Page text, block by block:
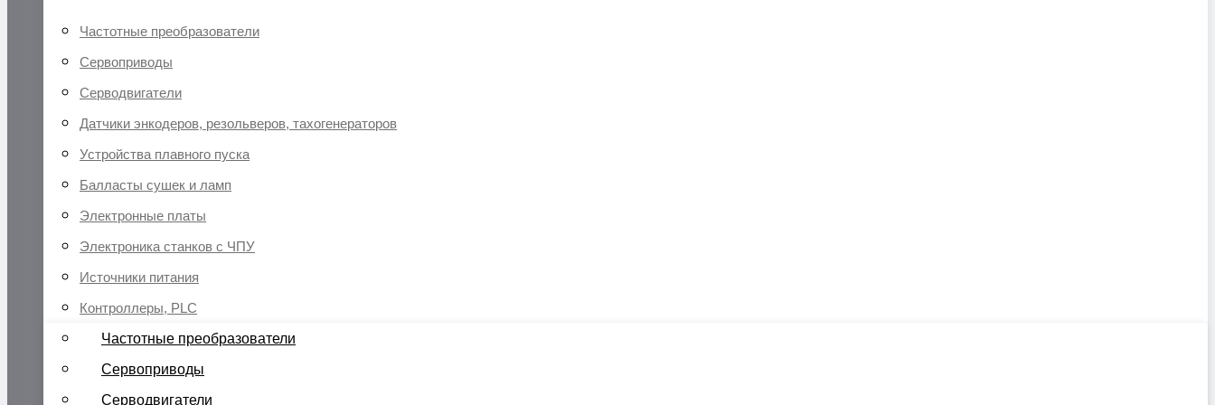
Частотные преобразователи
Сервоприводы
Серводвигатели
Датчики энкодеров, резольверов, тахогенераторов
Устройства плавного пуска
Балласты сушек и ламп
Электронные платы
Электроника станков с ЧПУ
Источники питания
Контроллеры, PLC
Частотные преобразователи
Сервоприводы
Серводвигатели